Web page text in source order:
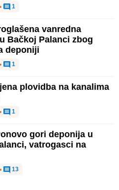
• 1
vanredna
Bačkoj Palanci zbog
deponiji
• 1
plovidba na kanalima
• 1
gori deponija u
vatrogasci na
• 13